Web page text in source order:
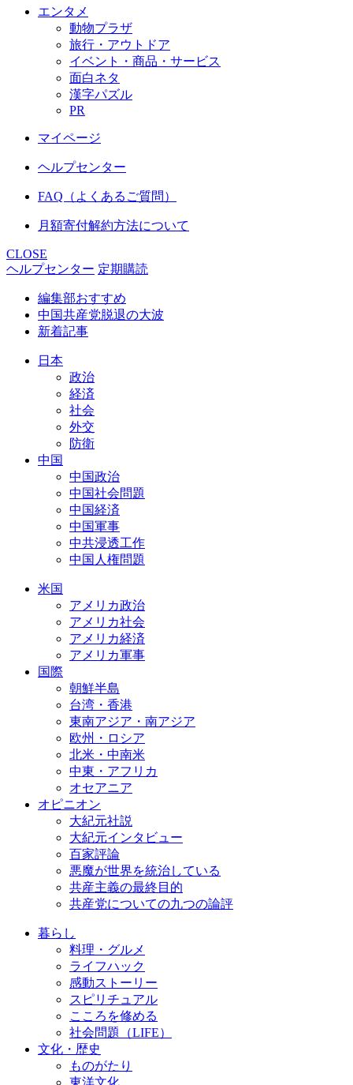
エンタメ
動物プラザ
旅行・アウトドア
イベント・商品・サービス
面白ネタ
漢字パズル
PR
マイページ
ヘルプセンター
FAQ（よくあるご質問）
月額寄付解約方法について
CLOSE
ヘルプセンター 定期購読
編集部おすすめ
中国共産党脱退の大波
新着記事
日本
政治
経済
社会
外交
防衛
中国
中国政治
中国社会問題
中国経済
中国軍事
中共浸透工作
中国人権問題
米国
アメリカ政治
アメリカ社会
アメリカ経済
アメリカ軍事
国際
朝鮮半島
台湾・香港
東南アジア・南アジア
欧州・ロシア
北米・中南米
中東・アフリカ
オセアニア
オピニオン
大紀元社説
大紀元インタビュー
百家評論
悪魔が世界を統治している
共産主義の最終目的
共産党についての九つの論評
暮らし
料理・グルメ
ライフハック
感動ストーリー
スピリチュアル
こころを修める
社会問題（LIFE）
文化・歴史
ものがたり